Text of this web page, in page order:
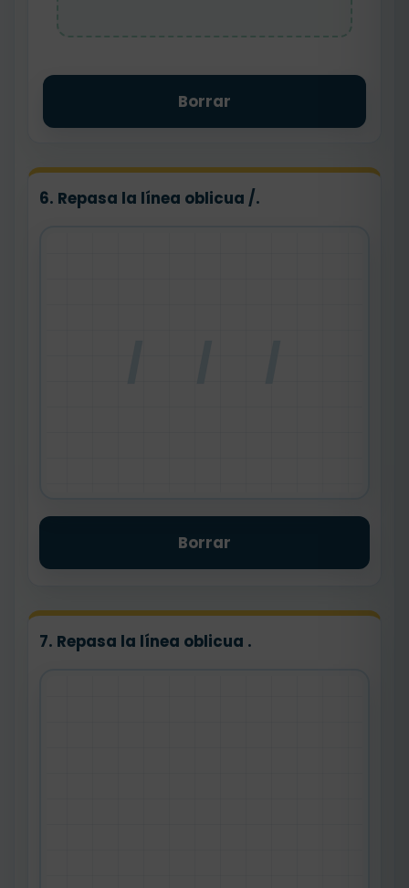
Borrar
6. Repasa la línea oblicua /.
Borrar
7. Repasa la línea oblicua .